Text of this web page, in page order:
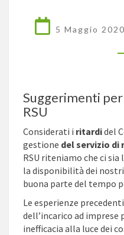
5 Maggio 2020
Suggerimenti per
RSU
Considerati i ritardidel
gestione del servizio
RSU riteniamo che ci
la disponibilità dei
buona parte del tempo
Le esperienze
dell’incarico ad
inefficacia alla luce dei